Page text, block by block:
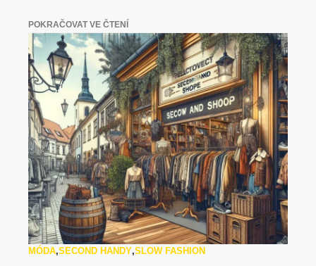
POKRAČOVAT VE ČTENÍ
MÓDA,SECOND HANDY,SLOW FASHION